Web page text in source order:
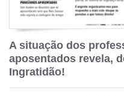
A situação dos
aposentados revela,
Ingratidão!